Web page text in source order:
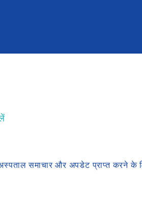
समाचार और अपडेट प्राप्त करने के